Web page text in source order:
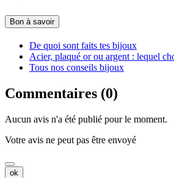
Bon à savoir
De quoi sont faits tes bijoux
Acier, plaqué or ou argent : lequel
Tous nos conseils bijoux
Commentaires (0)
Aucun avis n'a été publié pour le moment.
Votre avis ne peut pas être envoyé
ok